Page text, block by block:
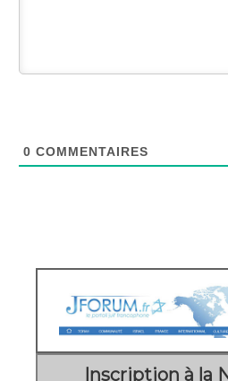
0 COMMENTAIRES
Inscription à la